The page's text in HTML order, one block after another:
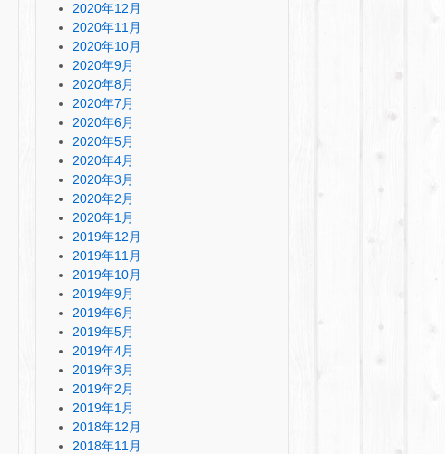
2020年12月
2020年11月
2020年10月
2020年9月
2020年8月
2020年7月
2020年6月
2020年5月
2020年4月
2020年3月
2020年2月
2020年1月
2019年12月
2019年11月
2019年10月
2019年9月
2019年6月
2019年5月
2019年4月
2019年3月
2019年2月
2019年1月
2018年12月
2018年11月